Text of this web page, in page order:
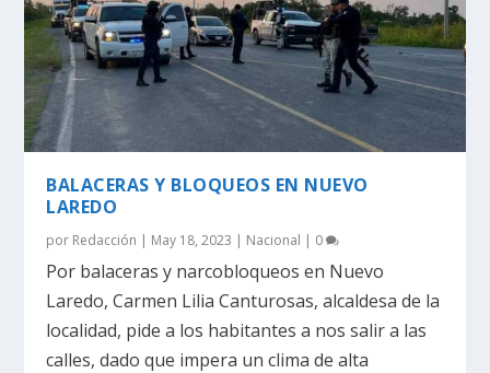
BALACERAS Y BLOQUEOS EN NUEVO
LAREDO
por Redacción | May 18, 2023 | Nacional | 0
Por balaceras y narcobloqueos en Nuevo
Laredo, Carmen Lilia Canturosas, alcaldesa de la
localidad, pide a los habitantes a nos salir a las
calles, dado que impera un clima de alta